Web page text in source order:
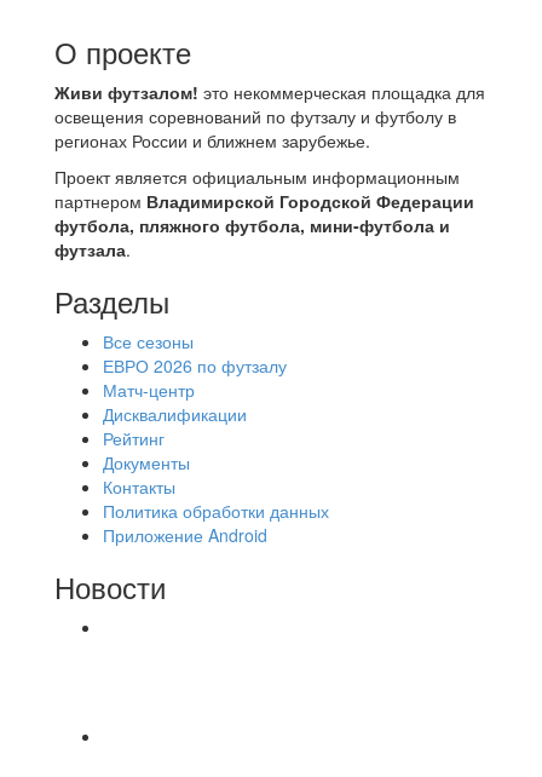
О проекте
Живи футзалом! это некоммерческая площадка для
освещения соревнований по футзалу и футболу в
регионах России и ближнем зарубежье.
Проект является официальным информационным
партнером Владимирской Городской Федерации
футбола, пляжного футбола, мини-футбола и
футзала.
Разделы
Все сезоны
ЕВРО 2026 по футзалу
Матч-центр
Дисквалификации
Рейтинг
Документы
Контакты
Политика обработки данных
Приложение Android
Новости